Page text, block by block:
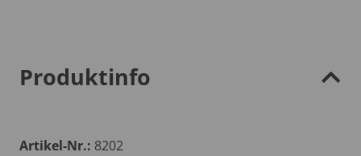
Produktinfo
Artikel-Nr.: 8202